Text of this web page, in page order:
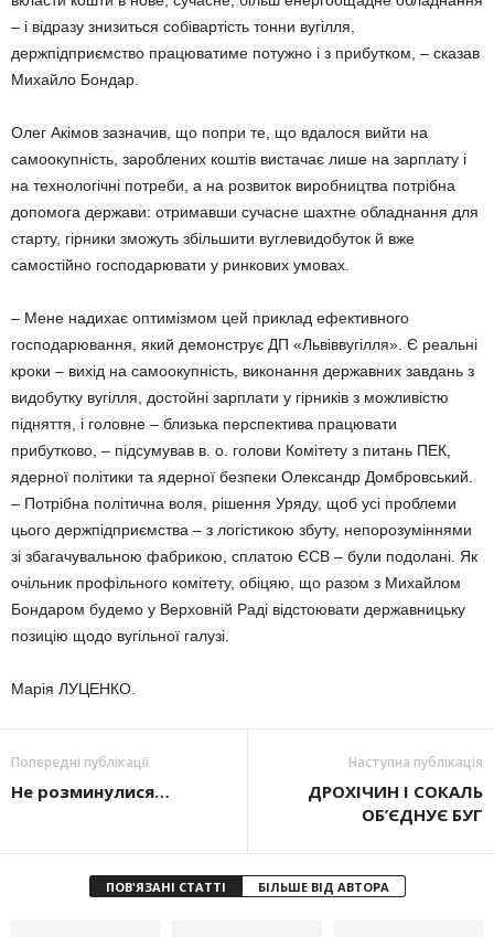
– і відразу знизиться собівартість тонни вугілля,
держпідприємство працюватиме потужно і з прибутком, – сказав
Михайло Бондар.
Олег Акімов зазначив, що попри те, що вдалося вийти на
самоокупність, зароблених коштів вистачає лише на зарплату і
на технологічні потреби, а на розвиток виробництва потрібна
допомога держави: отримавши сучасне шахтне обладнання для
старту, гірники зможуть збільшити вуглевидобуток й вже
самостійно господарювати у ринкових умовах.
– Мене надихає оптимізмом цей приклад ефективного
господарювання, який демонструє ДП «Львіввугілля». Є реальні
кроки – вихід на самоокупність, виконання державних завдань з
видобутку вугілля, достойні зарплати у гірників з можливістю
підняття, і головне – близька перспектива працювати
прибутково, – підсумував в. о. голови Комітету з питань ПЕК,
ядерної політики та ядерної безпеки Олександр Домбровський.
– Потрібна політична воля, рішення Уряду, щоб усі проблеми
цього держпідприємства – з логістикою збуту, непорозуміннями
зі збагачувальною фабрикою, сплатою ЄСВ – були подолані. Як
очільник профільного комітету, обіцяю, що разом з Михайлом
Бондаром будемо у Верховній Раді відстоювати державницьку
позицію щодо вугільної галузі.
Марія ЛУЦЕНКО.
Попередні публікації
Не розминулися…
Наступна публікація
ДРОХІЧИН І СОКАЛЬ
ОБ’ЄДНУЄ БУГ
ПОВ'ЯЗАНІ СТАТТІ БІЛЬШЕ ВІД АВТОРА